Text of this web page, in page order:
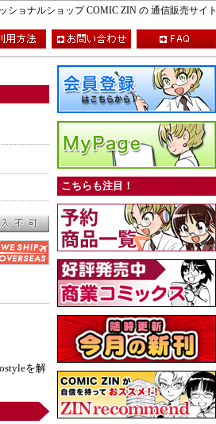
ショナルショップ COMIC ZIN の 通信販売サイト
を解
こちらも注目！